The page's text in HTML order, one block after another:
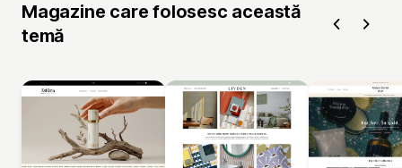
Magazine care folosesc această
temă